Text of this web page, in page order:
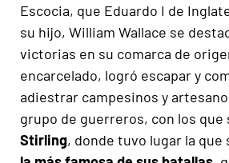
Escocia, que Eduardo I de
su hijo, William Wallace se
victorias en su comarca de
encarcelado, logró escapar y
adiestrar campesinos y
grupo de guerreros, con los que
Stirling, donde tuvo lugar la